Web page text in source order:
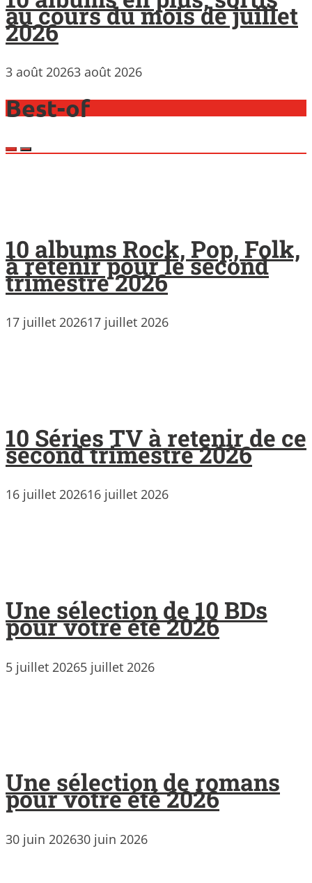
au cours du mois de juillet
2026
3 août 20263 août 2026
Best-of
10 albums Rock, Pop, Folk,
à retenir pour le second
trimestre 2026
17 juillet 202617 juillet 2026
10 Séries TV à retenir de ce
second trimestre 2026
16 juillet 202616 juillet 2026
Une sélection de 10 BDs
pour votre été 2026
5 juillet 20265 juillet 2026
Une sélection de romans
pour votre été 2026
30 juin 202630 juin 2026